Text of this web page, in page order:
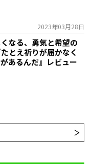
2023年03月28日
なる、勇気と希望の
たとえ祈りが届かなく
あるんだ』レビュー